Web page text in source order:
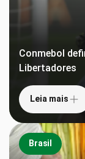
Conmebol
Libertadores
Leia mais
Brasil